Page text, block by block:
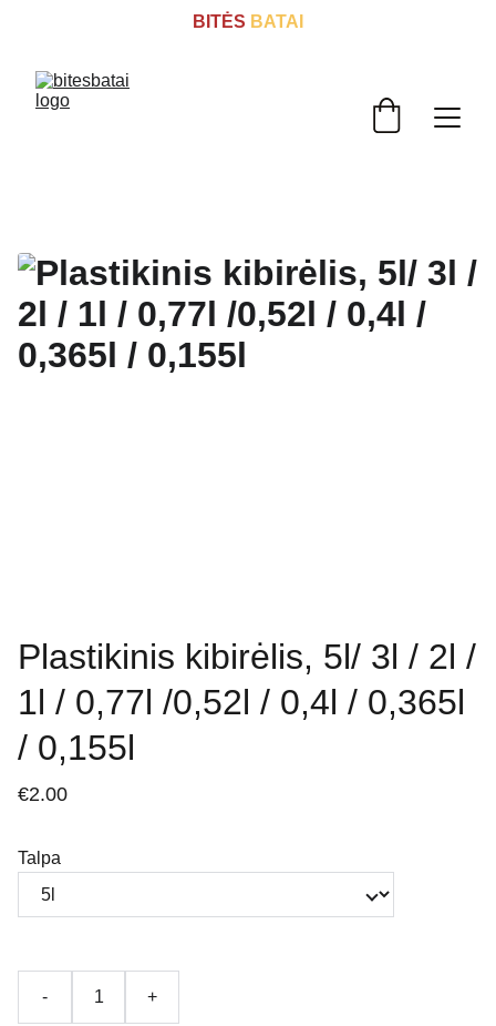
BITĖS BATAI
Plastikinis kibirėlis, 5l/ 3l / 2l /
1l / 0,77l /0,52l / 0,4l / 0,365l
/ 0,155l
€2.00
Talpa
- +